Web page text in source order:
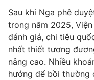
Cơ quan báo chí:Thời
Giấy phép hoạt động
cấp ngày 29/12/2023
Tổng Biên tập:Vũ
Phó Tổng Biên tập:
Nguyễn Trọng Ninh
Sau khi Nga phê
trong năm 2025,
đánh giá, chi tiêu
nhất thiết tương
nâng cao. Nhiều
hướng để bồi thường